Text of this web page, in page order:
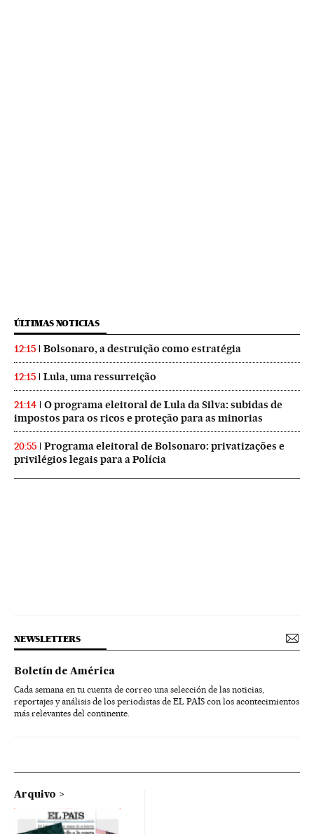
ÚLTIMAS NOTICIAS
12:15 Bolsonaro, a destruição como estratégia
12:15 Lula, uma ressurreição
21:14
O programa eleitoral de Lula da Silva: subidas de
impostos para os ricos e proteção para as minorias
20:55
Programa eleitoral de Bolsonaro: privatizações e
privilégios legais para a Polícia
NEWSLETTERS
Boletín de América
Cada semana en tu cuenta de correo una selección de las noticias,
reportajes y análisis de los periodistas de EL PAÍS con los acontecimientos
más relevantes del continente.
Arquivo